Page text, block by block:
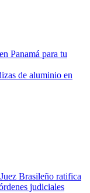
de aluminio en
Juez Brasileño ratifica
judiciales